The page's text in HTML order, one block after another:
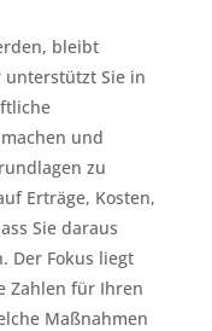
bleibt
unterstützt Sie in
und
zu
Erträge, Kosten,
Sie daraus
Der Fokus liegt
Zahlen für Ihren
Maßnahmen